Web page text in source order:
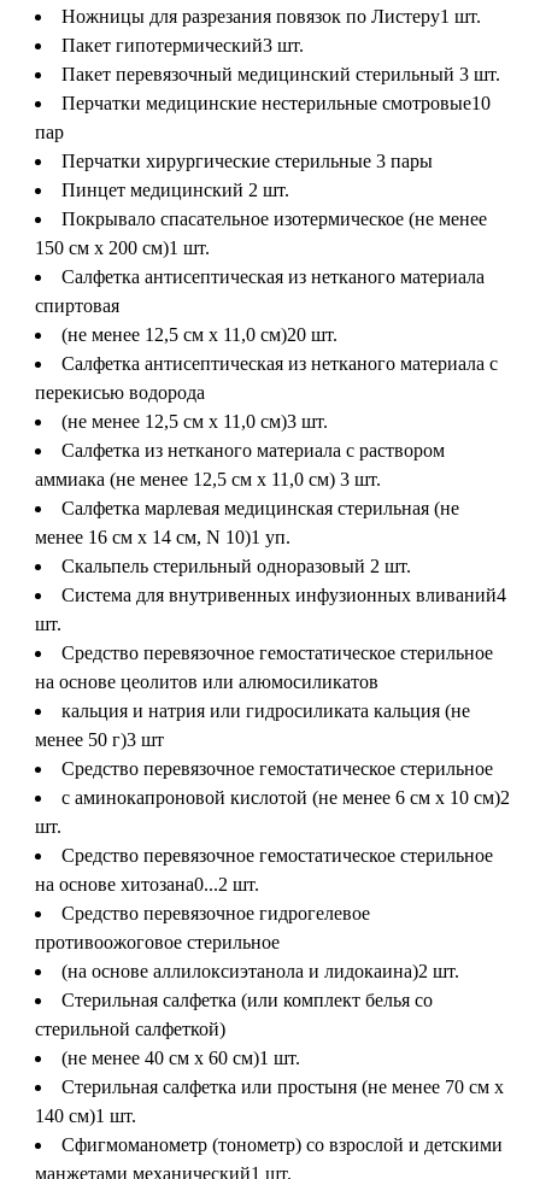
Ножницы для разрезания повязок по Листеру1 шт.
Пакет гипотермический3 шт.
Пакет перевязочный медицинский стерильный3 шт.
Перчатки медицинские нестерильные смотровые10
пар
Перчатки хирургические стерильные3 пары
Пинцет медицинский 2 шт.
Покрывало спасательное изотермическое (не менее
150 см x 200 см)1 шт.
Салфетка антисептическая из нетканого материала
спиртовая
(не менее 12,5 см x 11,0 см)20 шт.
Салфетка антисептическая из нетканого материала с
перекисью водорода
(не менее 12,5 см x 11,0 см)3 шт.
Салфетка из нетканого материала с раствором
аммиака (не менее 12,5 см x 11,0 см)3 шт.
Салфетка марлевая медицинская стерильная (не
менее 16 см x 14 см, N 10)1 уп.
Скальпель стерильный одноразовый 2 шт.
Система для внутривенных инфузионных вливаний4
шт.
Средство перевязочное гемостатическое стерильное
на основе цеолитов или алюмосиликатов
кальция и натрия или гидросиликата кальция (не
менее 50 г)3 шт
Средство перевязочное гемостатическое стерильное
с аминокапроновой кислотой (не менее 6 см x 10 см)2
шт.
Средство перевязочное гемостатическое стерильное
на основе хитозана0...2 шт.
Средство перевязочное гидрогелевое
противоожоговое стерильное
(на основе аллилоксиэтанола и лидокаина)2 шт.
Стерильная салфетка (или комплект белья со
стерильной салфеткой)
(не менее 40 см x 60 см)1 шт.
Стерильная салфетка или простыня (не менее 70 см x
140 см)1 шт.
Сфигмоманометр (тонометр) со взрослой и детскими
манжетами механический1 шт.